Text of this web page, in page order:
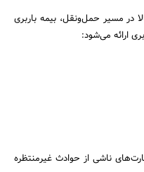
در مسیر حمل‌ونقل، بیمه باربری
ارائه می‌شود:
ناشی از حوادث غیرمنتظره